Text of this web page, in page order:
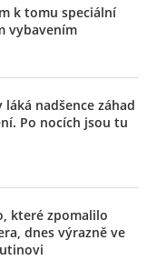
k tomu speciální
vybavením
nadšence záhad
Po nocích jsou tu
které zpomalilo
dnes výrazně ve